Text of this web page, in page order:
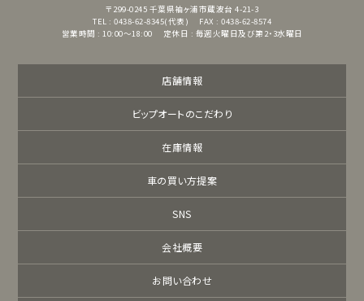
〒299-0245 千葉県袖ヶ浦市蔵波台 4-21-3
TEL : 0438-62-8345(代表)
FAX : 0438-62-8574
営業時間 : 10:00～18:00
定休日 : 毎週火曜日及び第2・3水曜日
店舗情報
ビップオートのこだわり
在庫情報
車の買い方提案
SNS
会社概要
お問い合わせ